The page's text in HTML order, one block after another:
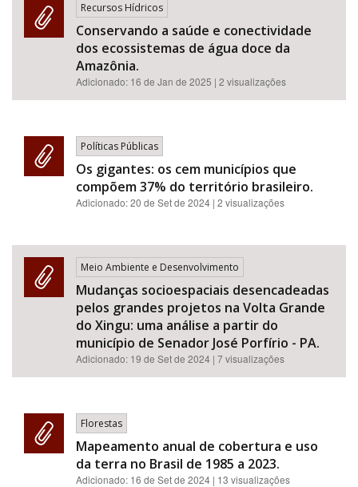
Recursos Hídricos
Conservando a saúde e conectividade
dos ecossistemas de água doce da
Amazônia.
Adicionado: 16 de Jan de 2025 | 2 visualizações
Políticas Públicas
Os gigantes: os cem municípios que
compõem 37% do território brasileiro.
Adicionado:20 de Set de 2024 | 2 visualizações
Meio Ambiente e Desenvolvimento
Mudanças socioespaciais desencadeadas
pelos grandes projetos na Volta Grande
do Xingu: uma análise a partir do
município de Senador José Porfírio - PA.
Adicionado: 19 de Set de 2024 | 7 visualizações
Florestas
Mapeamento anual de cobertura e uso
da terra no Brasil de 1985 a 2023.
Adicionado: 16 de Set de 2024 | 13 visualizações